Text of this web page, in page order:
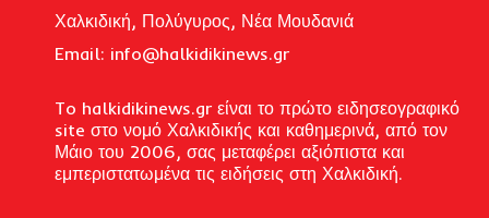
Χαλκιδική, Πολύγυρος, Νέα Μουδανιά
Email: info@halkidikinews.gr
To halkidikinews.gr είναι το πρώτο ειδησεογραφικό
site στο νομό Χαλκιδικής και καθημερινά, από τον
Μάιο του 2006, σας μεταφέρει αξιόπιστα και
εμπεριστατωμένα τις ειδήσεις στη Χαλκιδική.